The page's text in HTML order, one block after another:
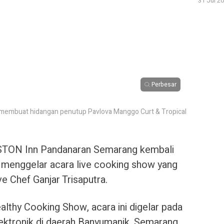
Perbesar
hidangan penutup Pavlova Manggo Curt & Tropical
Inn Pandanaran Semarang kembali
acara live cooking show yang
Chef Ganjar Trisaputra.
Cooking Show, acara ini digelar pada